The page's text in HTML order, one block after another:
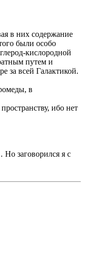
в них содержание
были особо
кислородной
путем и
за всей Галактикой.
в
ибо нет
Но заговорился я с